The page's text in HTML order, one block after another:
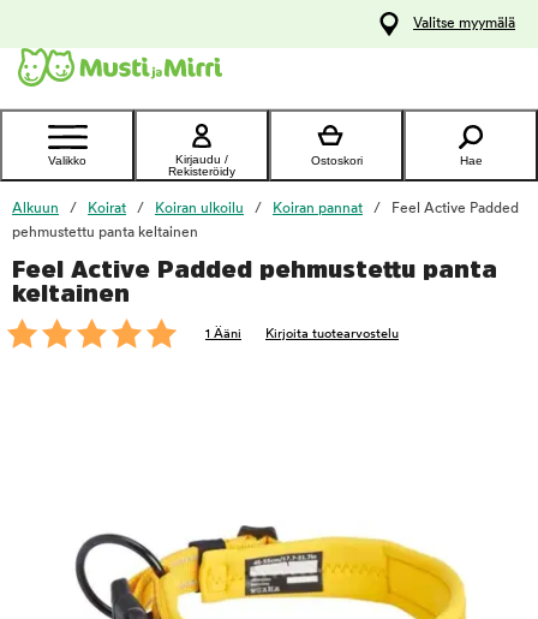
Ota yhteyttä
asiakaspalveluun
Valitse myymälä
Valikko
Kirjaudu /
Rekisteröidy
Ostoskori Hae
Alkuun Koirat Koiran ulkoilu Koiran pannat
Feel Active Padded
pehmustettu panta keltainen
Feel Active Padded pehmustettu panta
keltainen
1 Ääni Kirjoita tuotearvostelu
foo